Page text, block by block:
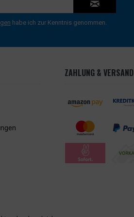
habe ich zur Kenntnis genommen.
ZAHLUNG & VERSAND